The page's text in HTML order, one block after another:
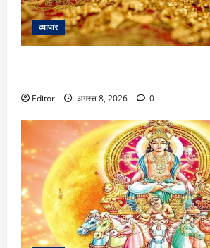
व्यापार
Editor अगस्त 8, 2026 0